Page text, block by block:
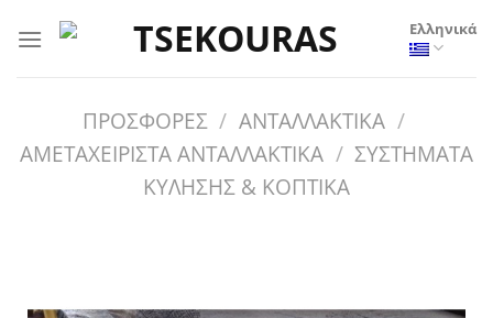
στο
Ελληνικά
ΠΡΟΣΦΟΡΕΣ / ΑΝΤΑΛΛΑΚΤΙΚΑ /
ΑΜΕΤΑΧΕΙΡΙΣΤΑ ΑΝΤΑΛΛΑΚΤΙΚΑ / ΣΥΣΤΗΜΑΤΑ
ΚΥΛΗΣΗΣ & ΚΟΠΤΙΚΑ